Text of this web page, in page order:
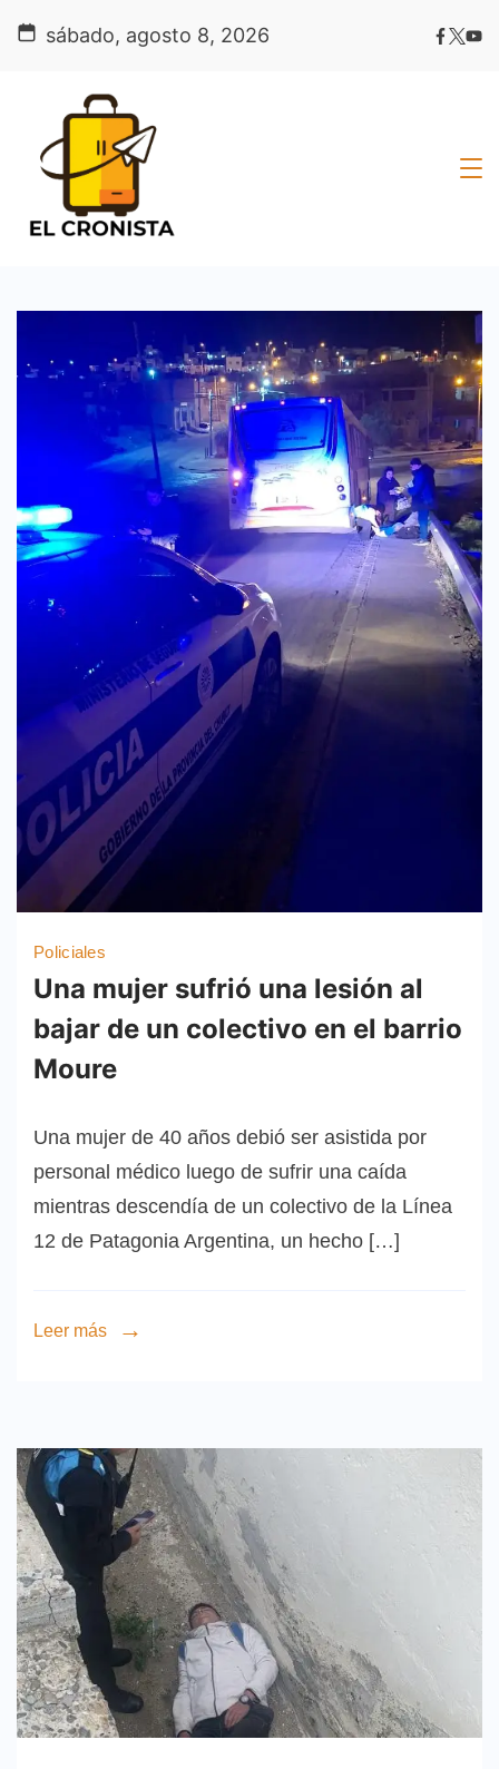
sábado, agosto 8, 2026
Policiales
Una mujer sufrió una lesión al
bajar de un colectivo en el barrio
Moure
Una mujer de 40 años debió ser asistida por
personal médico luego de sufrir una caída
mientras descendía de un colectivo de la Línea
12 de Patagonia Argentina, un hecho […]
Leer más